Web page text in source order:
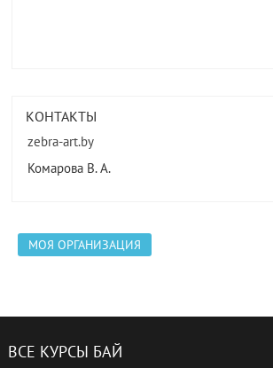
КОНТАКТЫ
zebra-art.by
Комарова В. А.
МОЯ ОРГАНИЗАЦИЯ
ВСЕ КУРСЫ БАЙ